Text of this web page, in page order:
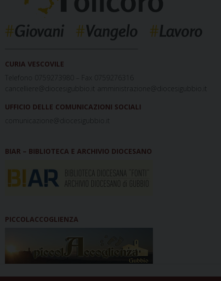
CURIA VESCOVILE
Telefono 0759273980 – Fax 0759276316
cancelliere@diocesigubbio.it amministrazione@diocesigubbio.it
UFFICIO DELLE COMUNICAZIONI SOCIALI
comunicazione@diocesigubbio.it
BIAR – BIBLIOTECA E ARCHIVIO DIOCESANO
PICCOLACCOGLIENZA